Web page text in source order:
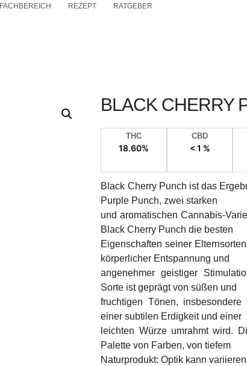
FACHBEREICH REZEPT RATGEBER
BLACK CHERRY
THC
18.60%
CBD
< 1 %
Black Cherry Punch ist das
Purple Punch, zwei starken
und aromatischen Cannabis-
Black Cherry Punch die besten
Eigenschaften seiner
körperlicher Entspannung und
angenehmer geistiger
Sorte ist geprägt von süßen und
fruchtigen Tönen,
einer subtilen Erdigkeit und einer
leichten Würze umrahmt wird.
Palette von Farben, von tiefem
Naturprodukt: Optik kann